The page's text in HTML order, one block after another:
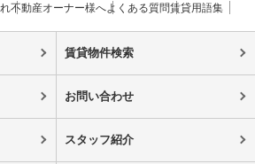
不動産オーナー様へよくある質問賃貸用語集
賃貸物件検索
お問い合わせ
スタッフ紹介